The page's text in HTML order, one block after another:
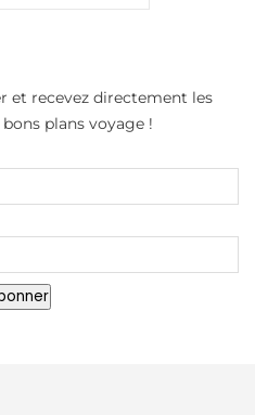
et recevez directement les
plans voyage !